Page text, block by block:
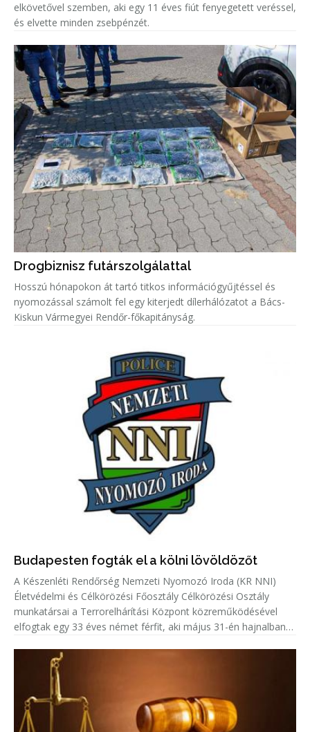
elkövetővel szemben, aki egy 11 éves fiút fenyegetett veréssel,
és elvette minden zsebpénzét.
Drogbiznisz futárszolgálattal
Hosszú hónapokon át tartó titkos információgyűjtéssel és
nyomozással számolt fel egy kiterjedt dílerhálózatot a Bács-
Kiskun Vármegyei Rendőr-főkapitányság.
Budapesten fogták el a kölni lövöldözőt
A Készenléti Rendőrség Nemzeti Nyomozó Iroda (KR NNI)
Életvédelmi és Célkörözési Főosztály Célkörözési Osztály
munkatársai a Terrorelhárítási Központ közreműködésével
elfogtak egy 33 éves német férfit, aki május 31-én hajnalban